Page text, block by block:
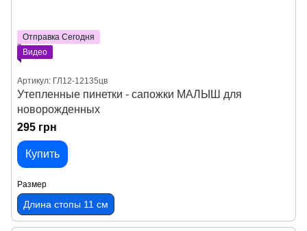
Отправка Сегодня
Видео
Артикул: ГЛ12-12135цв
Утепленные пинетки - сапожки МАЛЫШ для
новорожденных
295 грн
Купить
Размер
Длина стопы 11 см